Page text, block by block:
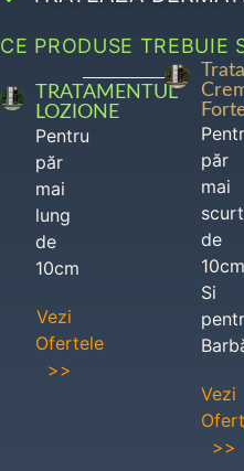
CE PRODUSE TREBUIE
TRATAMENTUL
LOZIONE
Pentru
păr
mai
lung
de
10cm
Vezi
Ofertele
>>
păr
mai
scurt
de
10cm
Si
Vezi
>>